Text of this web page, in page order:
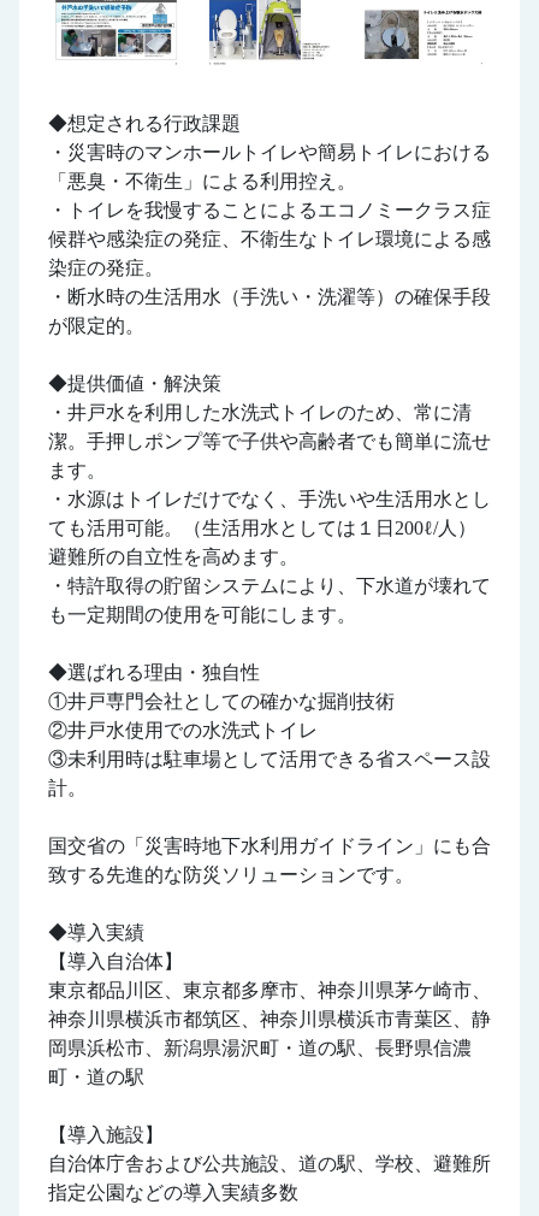
◆想定される行政課題
・災害時のマンホールトイレや簡易トイレにおける
「悪臭・不衛生」による利用控え。
・トイレを我慢することによるエコノミークラス症
候群や感染症の発症、不衛生なトイレ環境による感
染症の発症。
・断水時の生活用水（手洗い・洗濯等）の確保手段
が限定的。
◆提供価値・解決策
・井戸水を利用した水洗式トイレのため、常に清
潔。手押しポンプ等で子供や高齢者でも簡単に流せ
ます。
・水源はトイレだけでなく、手洗いや生活用水とし
ても活用可能。（生活用水としては１日200ℓ/人）
避難所の自立性を高めます。
・特許取得の貯留システムにより、下水道が壊れて
も一定期間の使用を可能にします。
◆選ばれる理由・独自性
①井戸専門会社としての確かな掘削技術
②井戸水使用での水洗式トイレ
③未利用時は駐車場として活用できる省スペース設
計。
国交省の「災害時地下水利用ガイドライン」にも合
致する先進的な防災ソリューションです。
◆導入実績
【導入自治体】
東京都品川区、東京都多摩市、神奈川県茅ケ崎市、
神奈川県横浜市都筑区、神奈川県横浜市青葉区、静
岡県浜松市、新潟県湯沢町・道の駅、長野県信濃
町・道の駅
【導入施設】
自治体庁舎および公共施設、道の駅、学校、避難所
指定公園などの導入実績多数